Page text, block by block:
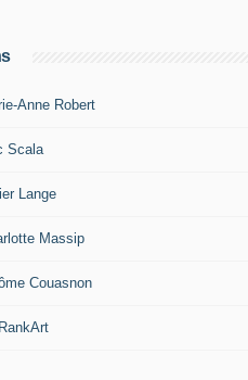
Anne Robert
Scala
Lange
Massip
Couasnon